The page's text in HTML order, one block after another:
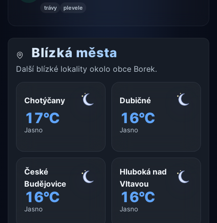
trávy plevele
Blízká města
Další blízké lokality okolo obce Borek.
Chotýčany
17°C
Jasno
Dubičné
16°C
Jasno
České
Budějovice
16°C
Jasno
Hluboká nad
Vltavou
16°C
Jasno